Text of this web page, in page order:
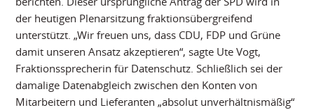
der heutigen Plenarsitzung fraktionsübergreifend
unterstützt. „Wir freuen uns, dass CDU, FDP und Grüne
damit unseren Ansatz akzeptieren“, sagte Ute Vogt,
Fraktionssprecherin für Datenschutz. Schließlich sei der
damalige Datenabgleich zwischen den Konten von
Mitarbeitern und Lieferanten „absolut unverhältnismäßig“